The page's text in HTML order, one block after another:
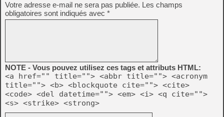
Votre adresse e-mail ne sera pas publiée. Les champs
obligatoires sont indiqués avec *
NOTE - Vous pouvez utilisez ces tags et attributs HTML:
<a href="" title=""> <abbr title=""> <acronym
title=""> <b> <blockquote cite=""> <cite>
<code> <del datetime=""> <em> <i> <q cite="">
<s> <strike> <strong>